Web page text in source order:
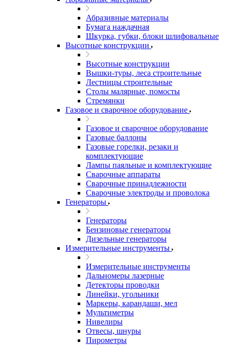
Абразивные материалы
Бумага наждачная
Шкурка, губки, блоки шлифовальные
Высотные конструкции
Высотные конструкции
Вышки-туры, леса строительные
Лестницы строительные
Столы малярные, помосты
Стремянки
Газовое и сварочное оборудование
Газовое и сварочное оборудование
Газовые баллоны
Газовые горелки, резаки и
комплектующие
Лампы паяльные и комплектующие
Сварочные аппараты
Сварочные принадлежности
Сварочные электроды и проволока
Генераторы
Генераторы
Бензиновые генераторы
Дизельные генераторы
Измерительные инструменты
Измерительные инструменты
Дальномеры лазерные
Детекторы проводки
Линейки, угольники
Маркеры, карандаши, мел
Мультиметры
Нивелиры
Отвесы, шнуры
Пирометры